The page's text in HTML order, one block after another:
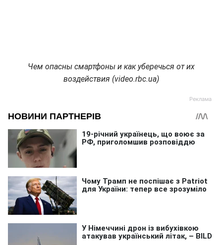
Чем опасны смартфоны и как уберечься от их
воздействия (video.rbc.ua)